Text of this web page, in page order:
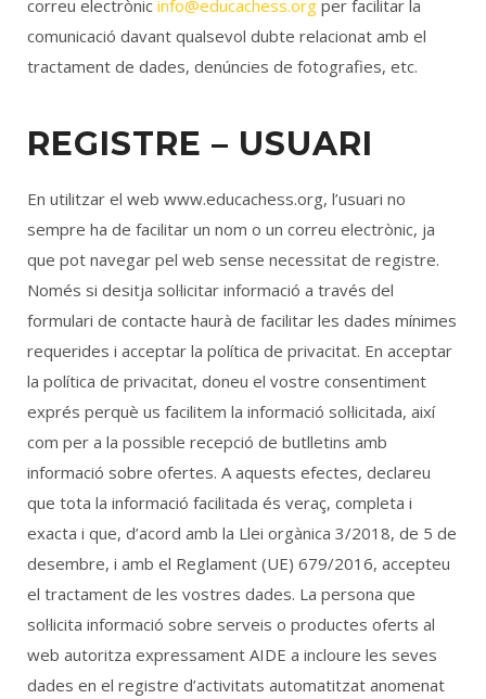
correu electrònic info@educachess.org per facilitar la
comunicació davant qualsevol dubte relacionat amb el
tractament de dades, denúncies de fotografies, etc.
REGISTRE – USUARI
En utilitzar el web www.educachess.org, l’usuari no
sempre ha de facilitar un nom o un correu electrònic, ja
que pot navegar pel web sense necessitat de registre.
Només si desitja sol·licitar informació a través del
formulari de contacte haurà de facilitar les dades mínimes
requerides i acceptar la política de privacitat. En acceptar
la política de privacitat, doneu el vostre consentiment
exprés perquè us facilitem la informació sol·licitada, així
com per a la possible recepció de butlletins amb
informació sobre ofertes. A aquests efectes, declareu
que tota la informació facilitada és veraç, completa i
exacta i que, d’acord amb la Llei orgànica 3/2018, de 5 de
desembre, i amb el Reglament (UE) 679/2016, accepteu
el tractament de les vostres dades. La persona que
sol·licita informació sobre serveis o productes oferts al
web autoritza expressament AIDE a incloure les seves
dades en el registre d’activitats automatitzat anomenat